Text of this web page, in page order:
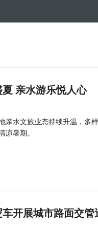
亲水游乐悦人心
亲水文旅业态持续升温，多
凉暑期。
开展城市路面交管